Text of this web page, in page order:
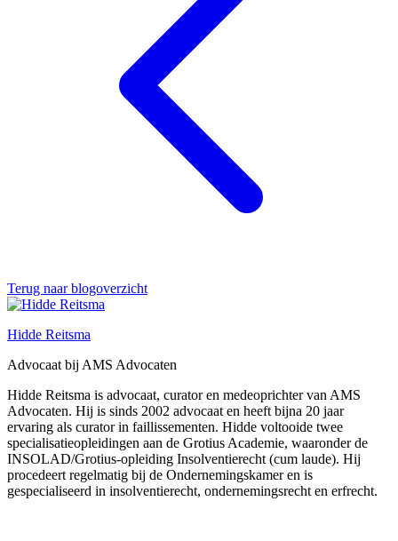
Terug naar blogoverzicht
Hidde Reitsma
Advocaat bij AMS Advocaten
Hidde Reitsma is advocaat, curator en medeoprichter van AMS
Advocaten. Hij is sinds 2002 advocaat en heeft bijna 20 jaar
ervaring als curator in faillissementen. Hidde voltooide twee
specialisatieopleidingen aan de Grotius Academie, waaronder de
INSOLAD/Grotius-opleiding Insolventierecht (cum laude). Hij
procedeert regelmatig bij de Ondernemingskamer en is
gespecialiseerd in insolventierecht, ondernemingsrecht en erfrecht.